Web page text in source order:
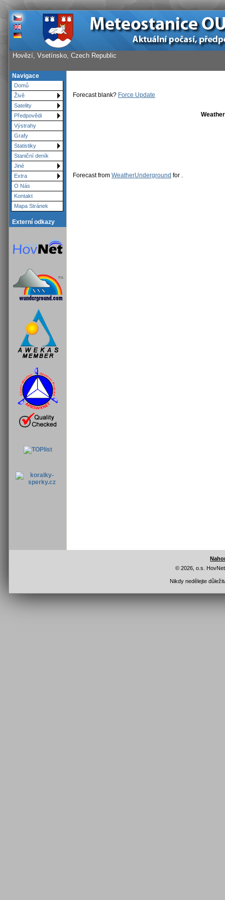
Hovězí, Vsetínsko, Czech Republic
Navigace
Domů
Živě
Satelity
Předpovědi
Výstrahy
Grafy
Statistiky
Staniční deník
Jiné
Extra
O Nás
Kontakt
Mapa Stránek
Externí odkazy
Forecast blank? Force Update
Forecast from WeatherUnderground for .
© 2026, o.s.
Nikdy nedělejte